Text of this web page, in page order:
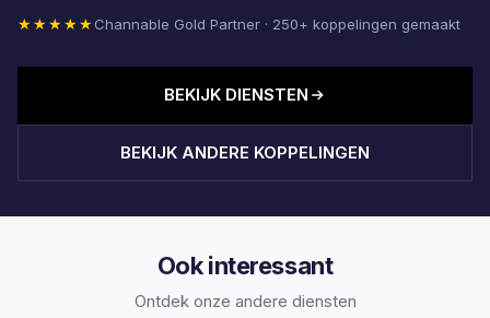
★★★★★Channable Gold Partner · 250+ koppelingen gemaakt
BEKIJK DIENSTEN
BEKIJK ANDERE KOPPELINGEN
Ook interessant
Ontdek onze andere diensten